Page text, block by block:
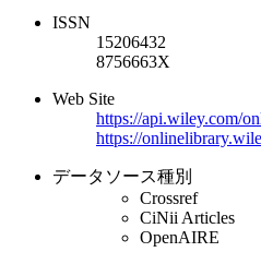
ISSN
15206432
8756663X
Web Site
https://api.wiley.com/
https://
データソース種別
Crossref
CiNii Articles
OpenAIRE